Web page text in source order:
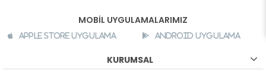
MOBİL UYGULAMALARIMIZ
Apple Store Uygulama Android Uygulama
KURUMSAL